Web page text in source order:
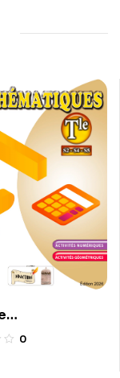
Tlᵉ
0